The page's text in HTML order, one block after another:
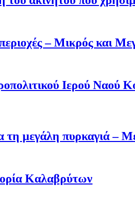
– Μικρός και
Ιερού Ναού
μεγάλη πυρκαγιά –
Καλαβρύτων